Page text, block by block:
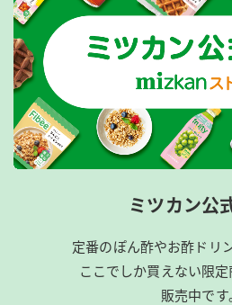
ミツカン公
定番のぽん酢やお酢ドリ
ここでしか買えない限
販売中です。